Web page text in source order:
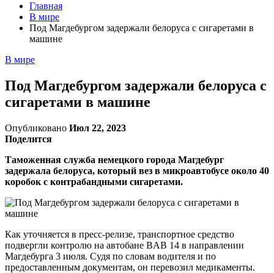
Главная
В мире
Под Магдебургом задержали белоруса с сигаретами в
машине
В мире
Под Магдебургом задержали белоруса с
сигаретами в машине
Опубликовано Июл 22, 2023
Поделится
Таможенная служба немецкого города Магдебург
задержала белоруса, который вез в микроавтобусе около 40
коробок с контрабандными сигаретами.
Как уточняется в пресс-релизе, транспортное средство
подвергли контролю на автобане BAB 14 в направлении
Магдебурга 3 июля. Судя по словам водителя и по
предоставленным документам, он перевозил медикаменты.